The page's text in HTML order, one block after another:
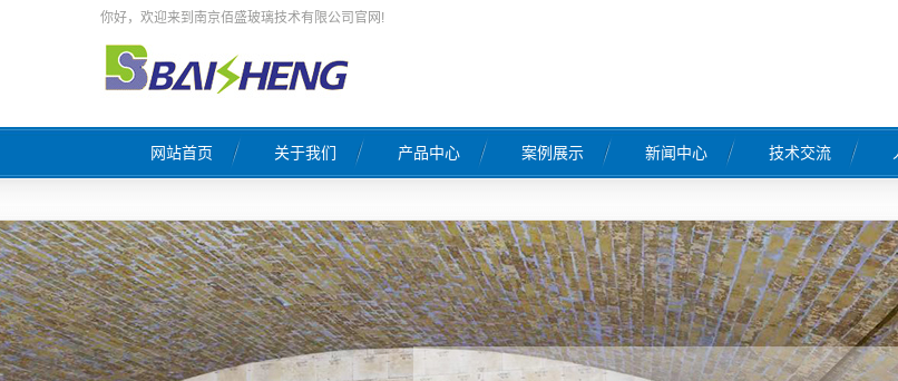
你好，欢迎来到南京佰盛玻璃技术有限公司官网!
网站首页 关于我们
荣誉证书
企业文化
联系我们
营业执照
产品中心
玻璃窑炉施工
窑炉热修工程
天然气燃烧系统工程
原料系统自动配料工程
案例展示 新闻中心
行业新闻
常见问题
技术交流